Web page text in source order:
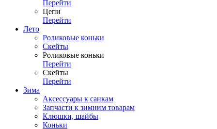
Перейти
Цепи
Перейти
Лето
Роликовые коньки
Скейты
Роликовые коньки
Перейти
Скейты
Перейти
Зима
Аксессуары к санкам
Запчасти к зимним товарам
Клюшки, шайбы
Коньки